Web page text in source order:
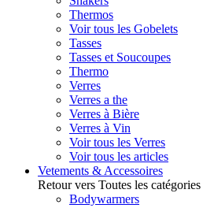
Thermos
Voir tous les Gobelets
Tasses
Tasses et Soucoupes
Thermo
Verres
Verres a the
Verres à Bière
Verres à Vin
Voir tous les Verres
Voir tous les articles
Vetements & Accessoires
Retour vers Toutes les catégories
Bodywarmers